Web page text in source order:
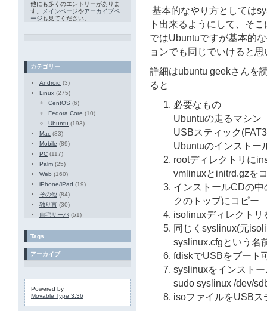
基本的なやり方としては
ト出来るようにして、そ
ではUbuntuですが基本的
ョンでも同じでいけると思
詳細はubuntu geekさんを
ると
必要なもの
Ubuntuの走るマシン
USBスティック
Ubuntuのインストー
rootディレクトリに
vmlinuxとinitrd.gzを
インストールCDの
クのトップにコピー
isolinuxディレクト
同じくsyslinux(元
syslinux.cfgという名
fdiskでUSBをブート
syslinuxをインスト
sudo syslinux /dev/
isoファイルをUSBス
他にも多くのエントリーがありま
す。
メインページやアーカイブペ
ージ も見てください。
カテゴリー
Android (3)
Linux (275)
CentOS (6)
Fedora Core (10)
Ubuntu (193)
Mac (83)
Mobile (89)
PC (117)
Palm (25)
Web (160)
iPhone/iPad (19)
その他 (84)
独り言 (30)
自宅サーバ (51)
Tags
アーカイブ
Powered by
Movable Type 3.36